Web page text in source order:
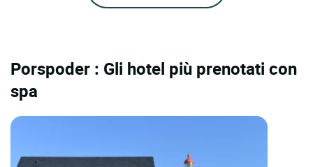
Porspoder : Gli hotel più prenotati con
spa